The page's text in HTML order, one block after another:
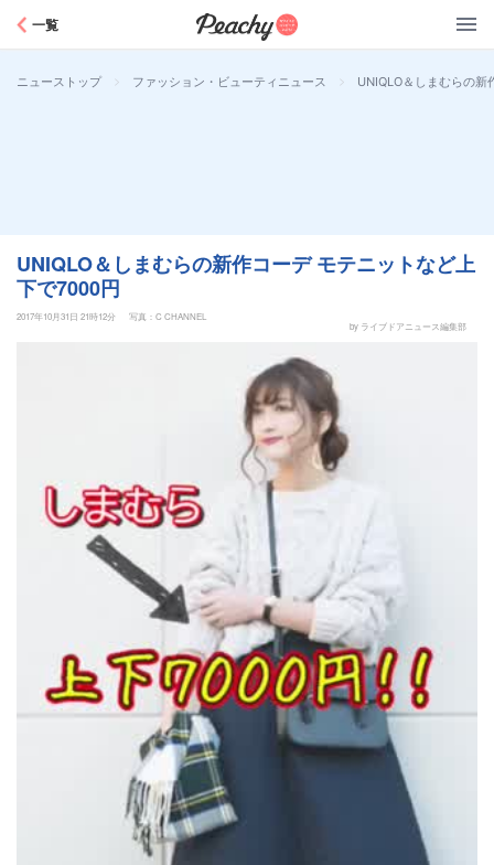
一覧
ニューストップ > ファッション・ビューティニュース > UNIQLO＆しまむらの
UNIQLO＆しまむらの新作コーデ モテニットなど上
下で7000円
2017年10月31日 21時12分
写真：C CHANNEL
by ライブドアニュース編集部